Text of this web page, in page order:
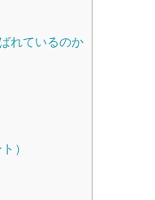
れているのか
）